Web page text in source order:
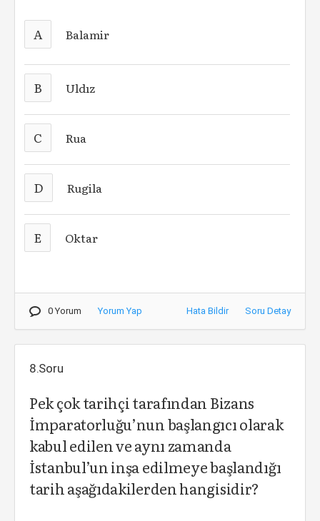
A Balamir
B Uldız
C Rua
D Rugila
E Oktar
0 Yorum Yorum Yap Hata Bildir Soru Detay
8.Soru
Pek çok tarihçi tarafından Bizans
İmparatorluğu’nun başlangıcı olarak
kabul edilen ve aynı zamanda
İstanbul’un inşa edilmeye başlandığı
tarih aşağıdakilerden hangisidir?